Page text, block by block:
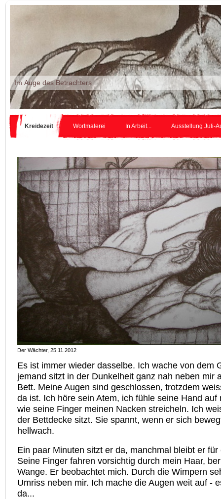
Im Auge des
Kreidezeit Wortmalerei In Arbeit... Ausstellung Juli-
Der Wächter, 25.11.2012
Es ist immer wieder dasselbe. Ich wache von dem
jemand sitzt in der Dunkelheit ganz nah neben mir
Bett. Meine Augen sind geschlossen, trotzdem
da ist. Ich höre sein Atem, ich fühle seine Hand auf
wie seine Finger meinen Nacken streicheln. Ich
der Bettdecke sitzt. Sie spannt, wenn er sich
hellwach.
Ein paar Minuten sitzt er da, manchmal bleibt er
Seine Finger fahren vorsichtig durch mein Haar,
Wange. Er beobachtet mich. Durch die Wimpern
Umriss neben mir. Ich mache die Augen weit auf -
da...